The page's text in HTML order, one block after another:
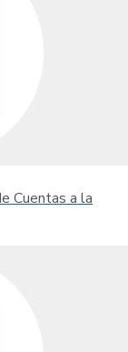
Cuentas a la